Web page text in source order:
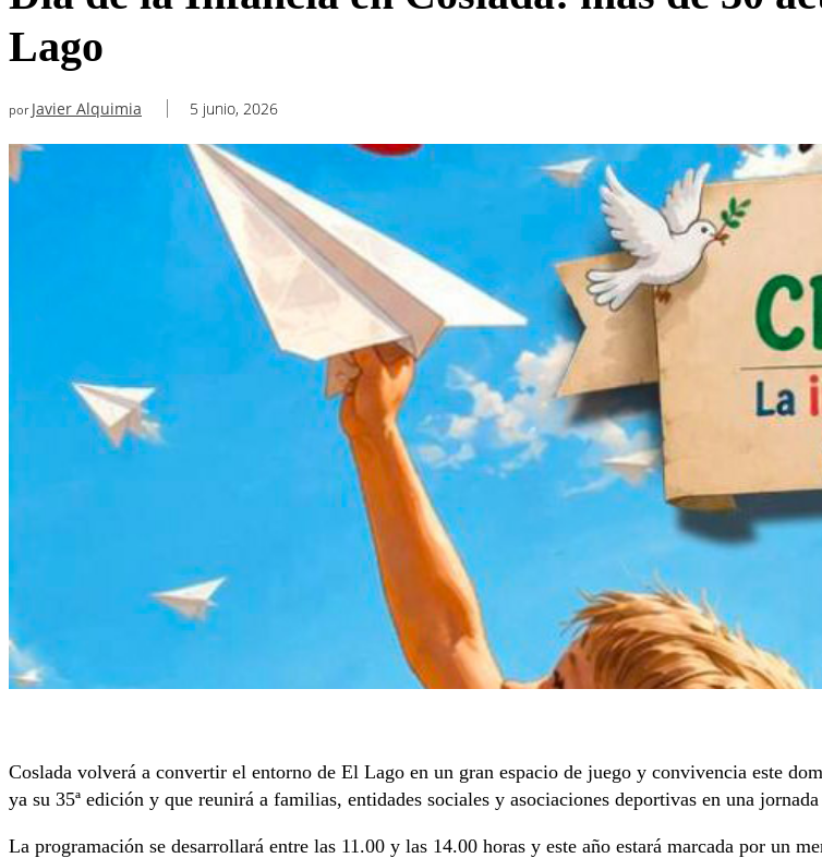
Lago
por Javier Alquimia 5 junio, 2026
Coslada volverá a convertir el entorno de El Lago en un gran espacio de juego y convivencia este
ya su 35ª edición y que reunirá a familias, entidades sociales y asociaciones deportivas en una
La programación se desarrollará entre las 11.00 y las 14.00 horas y este año estará marcada por un